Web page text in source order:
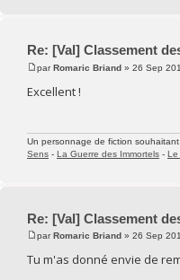
Re: [Val] Classement
parRomaric Briand » 26 Sep
Excellent !
Un personnage de fiction
Sens - La Guerre des Immortels - Le
Re: [Val] Classement
parRomaric Briand » 26 Sep
Tu m'as donné envie de